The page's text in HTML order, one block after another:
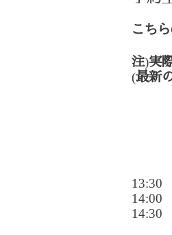
こち
注)実
(最新
13:30
14:00
14:30